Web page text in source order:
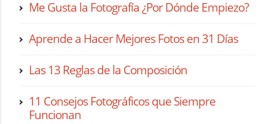
Me Gusta la Fotografía ¿Por Dónde Empiezo?
Aprende a Hacer Mejores Fotos en 31 Días
Las 13 Reglas de la Composición
11 Consejos Fotográficos que Siempre
Funcionan